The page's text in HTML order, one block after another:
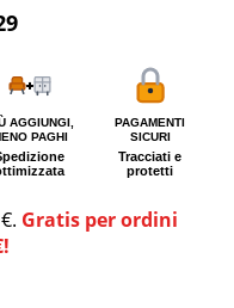
AGGIUNGI,
PAGHI
PAGAMENTI
SICURI
Tracciati e
protetti
Gratis per ordini